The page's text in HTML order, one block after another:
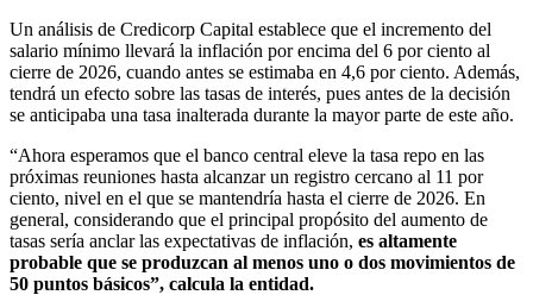
Un análisis de Credicorp Capital establece que el incremento del
salario mínimo llevará la inflación por encima del 6 por ciento al
cierre de 2026, cuando antes se estimaba en 4,6 por ciento. Además,
tendrá un efecto sobre las tasas de interés, pues antes de la decisión
se anticipaba una tasa inalterada durante la mayor parte de este año.
“Ahora esperamos que el banco central eleve la tasa repo en las
próximas reuniones hasta alcanzar un registro cercano al 11 por
ciento, nivel en el que se mantendría hasta el cierre de 2026. En
general, considerando que el principal propósito del aumento de
tasas sería anclar las expectativas de inflación, es altamente
probable que se produzcan al menos uno o dos movimientos de
50 puntos básicos”, calcula la entidad.